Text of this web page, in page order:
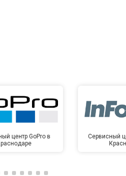
центр GoPro в
Сервисный